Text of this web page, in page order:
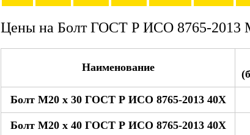
Цены на Болт ГОСТ Р ИСО 8765-2013
Наименование
Болт М20 x 30 ГОСТ Р ИСО 8765-2013 40Х
Болт М20 x 40 ГОСТ Р ИСО 8765-2013 40Х